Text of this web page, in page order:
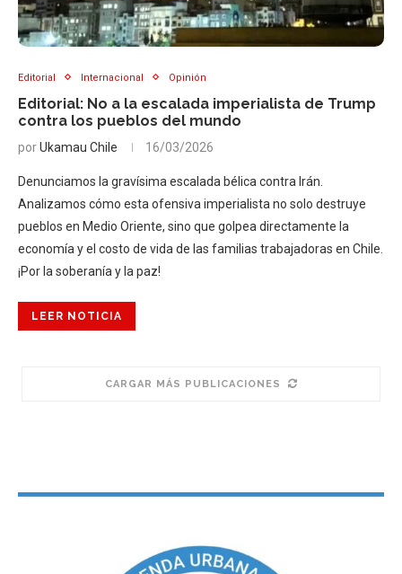
Editorial Internacional Opinión
Editorial: No a la escalada imperialista de Trump
contra los pueblos del mundo
porUkamau Chile 16/03/2026
Denunciamos la gravísima escalada bélica contra Irán.
Analizamos cómo esta ofensiva imperialista no solo destruye
pueblos en Medio Oriente, sino que golpea directamente la
economía y el costo de vida de las familias trabajadoras en Chile.
¡Por la soberanía y la paz!
LEER NOTICIA
CARGAR MÁS PUBLICACIONES